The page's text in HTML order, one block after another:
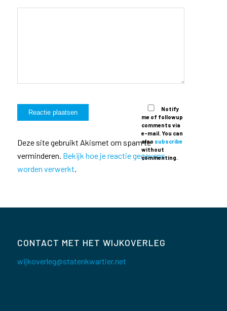
Notify
me of followup
comments via
e-mail. You can
also subscribe
without
commenting.
Deze site gebruikt Akismet om spam te
verminderen. Bekijk hoe je reactie gegevens
worden verwerkt
CONTACT MET HET WIJKOVERLEG
wijkoverleg@statenkwartier.net